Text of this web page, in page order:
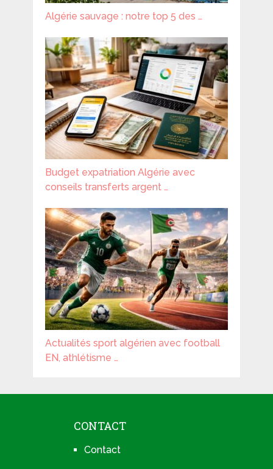
Algérie sauvage : notre top 5 des …
Budget expatriation Algérie avec
conseils transferts argent …
Actualités sport algérien avec football
EN, athlétisme …
CONTACT
Contact